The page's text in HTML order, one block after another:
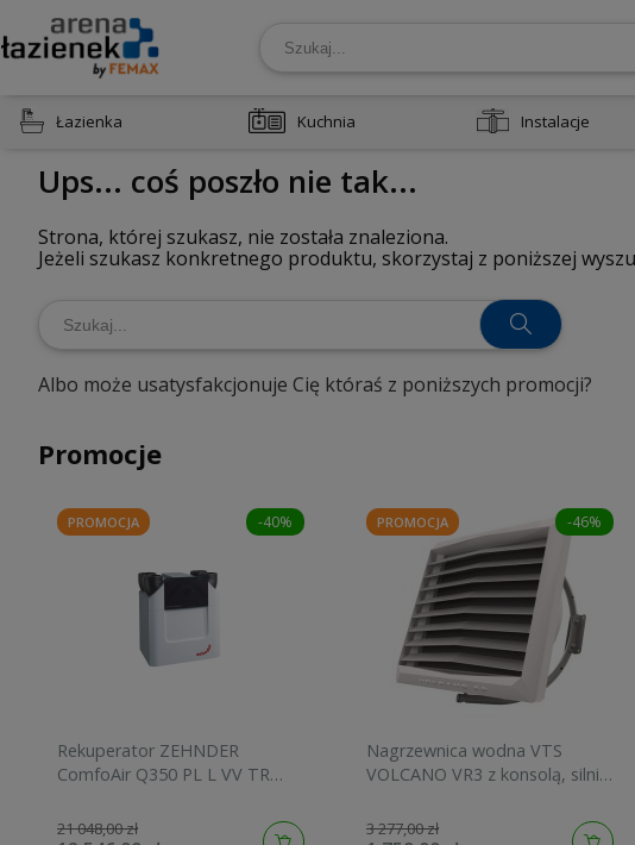
Łazienka Kuchnia Instalacje
Ups... coś poszło nie tak...
Strona, której szukasz, nie została znaleziona.
Jeżeli szukasz konkretnego produktu, skorzystaj z poniższej
Albo może usatysfakcjonuje Cię któraś z poniższych promocji?
Promocje
-40%
Rekuperator ZEHNDER
ComfoAir Q350 PL L VV TR
21 048,00 zł
PROMOCJA -46%
Nagrzewnica wodna VTS
VOLCANO VR3 z konsolą, silnik
0444
3 277,00 zł
PROMOCJA